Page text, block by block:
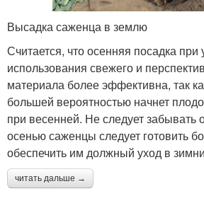
Высадка саженца в землю
Считается, что осенняя посадка при
использования свежего и
материала более эффективна, так
большей вероятностью начнет
при весенней. Не следует забывать
осенью саженцы следует готовить
обеспечить им должный уход в
читать дальше →